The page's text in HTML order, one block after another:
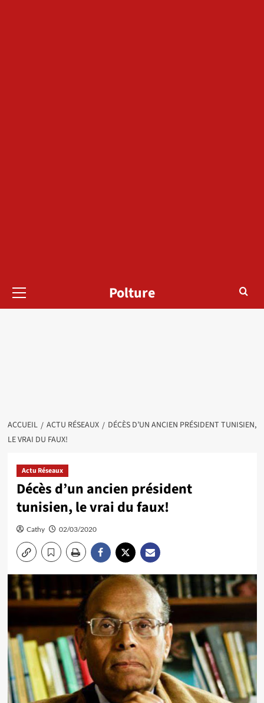
principal
Polture
ACCUEIL ACTU RÉSEAUX
DÉCÈS D’UN ANCIEN PRÉSIDENT TUNISIEN,
LE VRAI DU FAUX!
Actu Réseaux
Décès d’un ancien président
tunisien, le vrai du faux!
Cathy 02/03/2020